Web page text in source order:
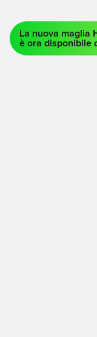
La nuova maglia
è ora disponibile